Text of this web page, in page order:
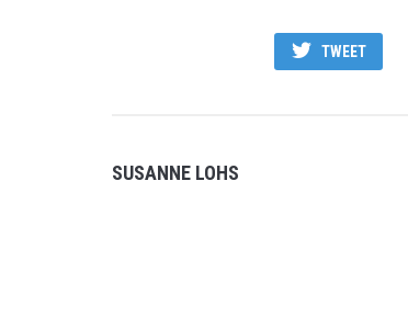
TWEET
SUSANNE LOHS